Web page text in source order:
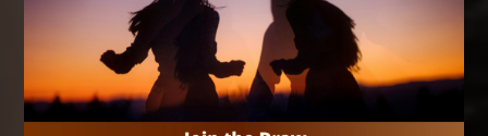
The best choice
體驗不凡，享受無限